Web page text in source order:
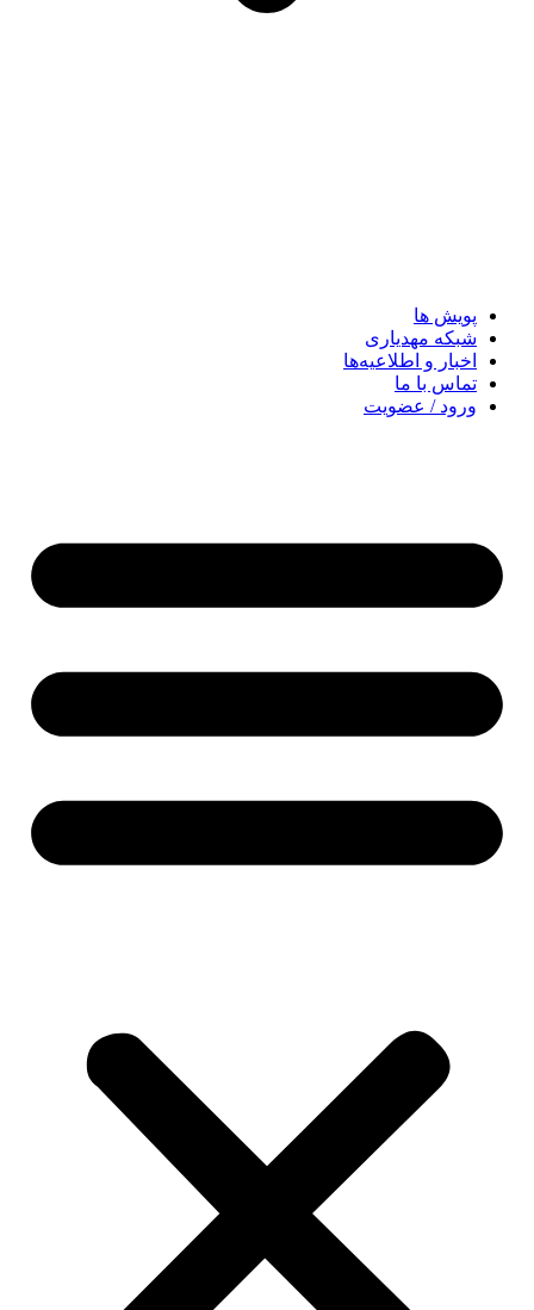
پویش ها
شبکه مهدیاری
اخبار و اطلاعیه‌ها
تماس با ما
ورود / عضویت